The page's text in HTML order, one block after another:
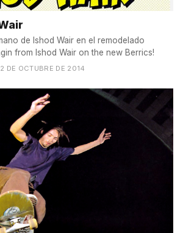
de Ishod Wair en el remodelado
bangin from Ishod Wair on the new Berrics!
DE OCTUBRE DE 2014